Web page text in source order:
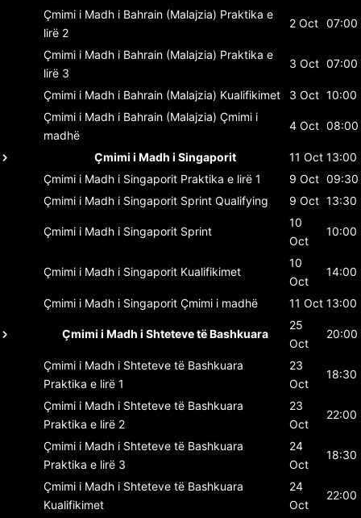
Çmimi i Madh i Bahrain (Malajzia) Praktika e
lirë 2
2 Oct 07:00
Çmimi i Madh i Bahrain (Malajzia) Praktika e
lirë 3
3 Oct 07:00
Çmimi i Madh i Bahrain (Malajzia) Kualifikimet 3 Oct 10:00
Çmimi i Madh i Bahrain (Malajzia) Çmimi i
madhë
4 Oct 08:00
Çmimi i Madh i Singaporit 11 Oct 13:00
Çmimi i Madh i Singaporit Praktika e lirë 1 9 Oct 09:30
Çmimi i Madh i Singaporit Sprint Qualifying 9 Oct 13:30
Çmimi i Madh i Singaporit Sprint
10
Oct
10:00
Çmimi i Madh i Singaporit Kualifikimet
10
Oct
14:00
Çmimi i Madh i Singaporit Çmimi i madhë 11 Oct 13:00
Çmimi i Madh i Shteteve të Bashkuara
25
Oct
20:00
Çmimi i Madh i Shteteve të Bashkuara
Praktika e lirë 1
23
Oct
18:30
Çmimi i Madh i Shteteve të Bashkuara
Praktika e lirë 2
23
Oct
22:00
Çmimi i Madh i Shteteve të Bashkuara
Praktika e lirë 3
24
Oct
18:30
Çmimi i Madh i Shteteve të Bashkuara
Kualifikimet
24
Oct
22:00